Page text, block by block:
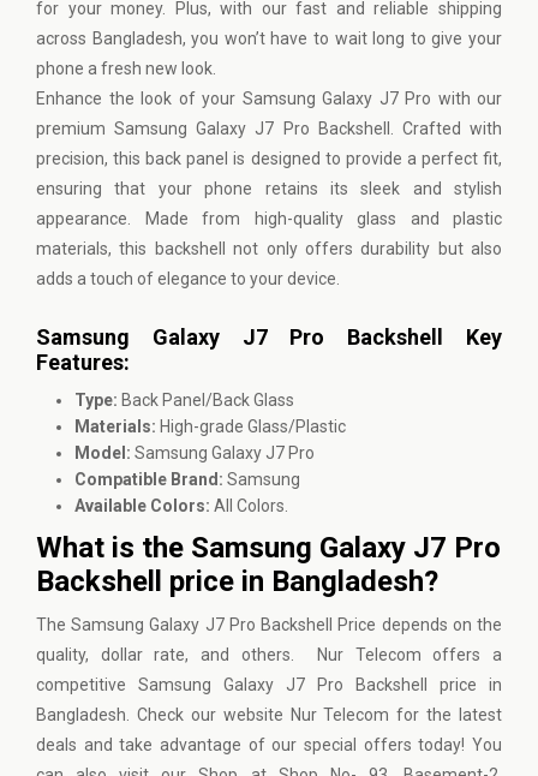
for your money. Plus, with our fast and reliable shipping
across Bangladesh, you won’t have to wait long to give your
phone a fresh new look.
Enhance the look of your Samsung Galaxy J7 Pro with our
premium Samsung Galaxy J7 Pro Backshell. Crafted with
precision, this back panel is designed to provide a perfect fit,
ensuring that your phone retains its sleek and stylish
appearance. Made from high-quality glass and plastic
materials, this backshell not only offers durability but also
adds a touch of elegance to your device.
Samsung Galaxy J7 Pro Backshell Key
Features:
Type: Back Panel/Back Glass
Materials: High-grade Glass/Plastic
Model: Samsung Galaxy J7 Pro
Compatible Brand: Samsung
Available Colors: All Colors.
What is the Samsung Galaxy J7 Pro
Backshell price in Bangladesh?
The Samsung Galaxy J7 Pro Backshell Price depends on the
quality, dollar rate, and others. Nur Telecom offers a
competitive Samsung Galaxy J7 Pro Backshell price in
Bangladesh. Check our website Nur Telecom for the latest
deals and take advantage of our special offers today! You